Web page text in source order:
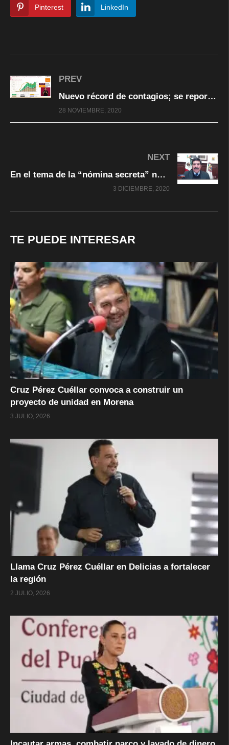
Pinterest LinkedIn
PREV
Nuevo récord de contagios; se reportaron 12 mil 81 en las últimas 24 horas
28 NOVIEMBRE, 2020
NEXT
En el tema de la “nómina secreta” no concedí excepciones para nadie: Javier Corral
3 DICIEMBRE, 2020
TE PUEDE INTERESAR
Cruz Pérez Cuéllar convoca a construir un
proyecto de unidad en Morena
3 JULIO, 2026
Llama Cruz Pérez Cuéllar en Delicias a fortalecer
la región
2 JULIO, 2026